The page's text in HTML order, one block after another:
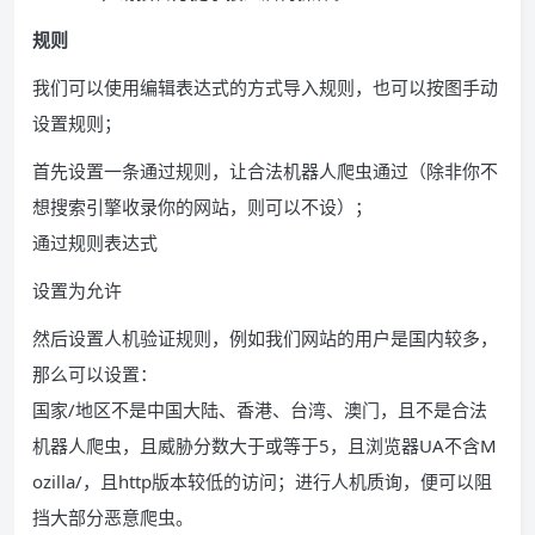
规则
我们可以使用编辑表达式的方式导入规则，也可以按图手动
设置规则；
首先设置一条通过规则，让合法机器人爬虫通过（除非你不
想搜索引擎收录你的网站，则可以不设）；
通过规则表达式
设置为允许
然后设置人机验证规则，例如我们网站的用户是国内较多，
那么可以设置：
国家/地区不是中国大陆、香港、台湾、澳门，且不是合法
机器人爬虫，且威胁分数大于或等于5，且浏览器UA不含M
ozilla/，且http版本较低的访问；进行人机质询，便可以阻
挡大部分恶意爬虫。